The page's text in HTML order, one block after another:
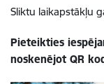
Sliktu laikapstākļu
Pieteikties
noskenējot QR